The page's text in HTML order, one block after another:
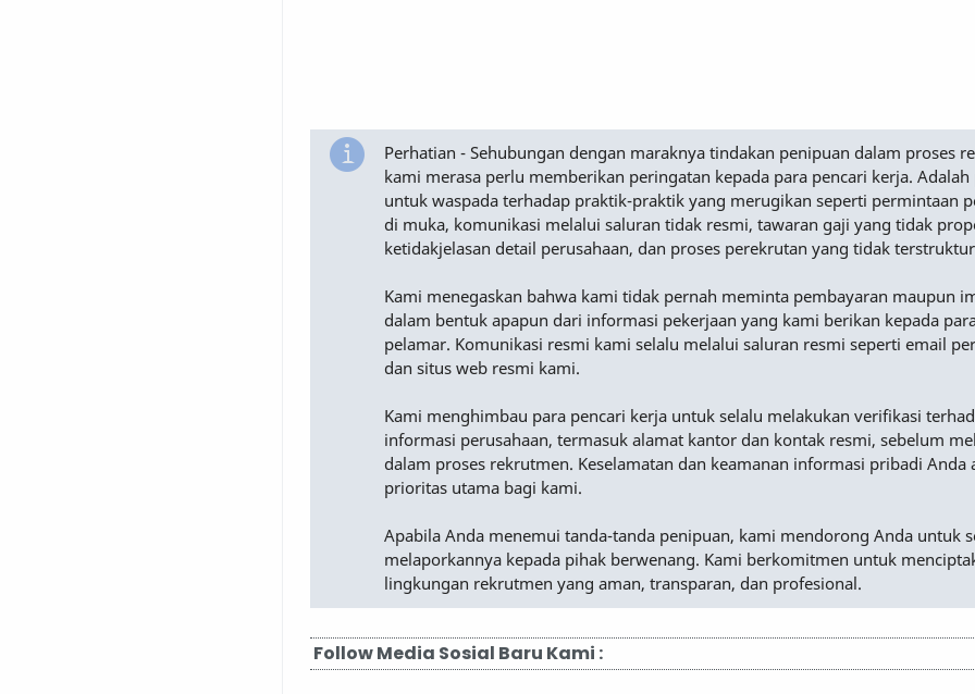
Perhatian - Sehubungan dengan maraknya tindakan penipuan dalam proses
kami merasa perlu memberikan peringatan kepada para pencari kerja. Adalah
untuk waspada terhadap praktik-praktik yang merugikan seperti permintaan
di muka, komunikasi melalui saluran tidak resmi, tawaran gaji yang tidak
ketidakjelasan detail perusahaan, dan proses perekrutan yang tidak
Kami menegaskan bahwa kami tidak pernah meminta pembayaran maupun
dalam bentuk apapun dari informasi pekerjaan yang kami berikan kepada
pelamar. Komunikasi resmi kami selalu melalui saluran resmi seperti email
dan situs web resmi kami.
Kami menghimbau para pencari kerja untuk selalu melakukan verifikasi
informasi perusahaan, termasuk alamat kantor dan kontak resmi, sebelum
dalam proses rekrutmen. Keselamatan dan keamanan informasi pribadi Anda
prioritas utama bagi kami.
Apabila Anda menemui tanda-tanda penipuan, kami mendorong Anda untuk
melaporkannya kepada pihak berwenang. Kami berkomitmen untuk
lingkungan rekrutmen yang aman, transparan, dan profesional.
Follow Media Sosial Baru Kami :